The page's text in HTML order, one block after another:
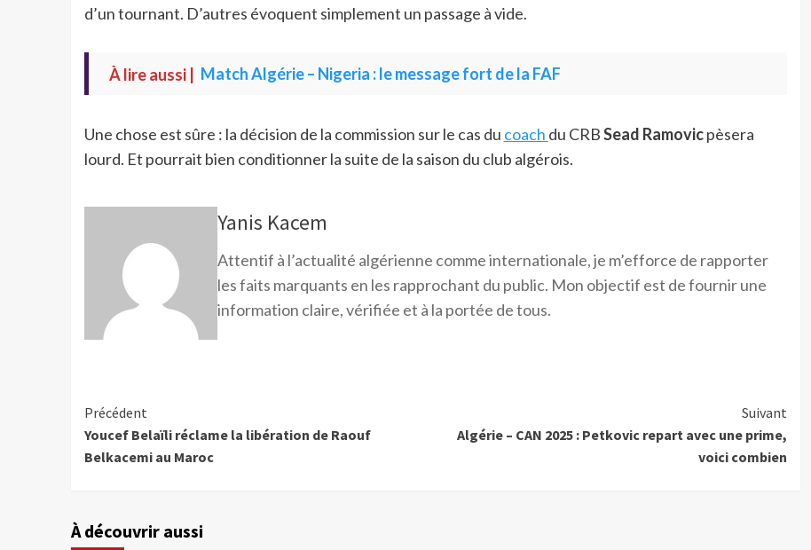
d’un tournant. D’autres évoquent simplement un passage à vide.
À lire aussi | Match Algérie – Nigeria : le message fort de la FAF
Une chose est sûre : la décision de la commission sur le cas du coach du CRBSead Ramovicpèsera
lourd. Et pourrait bien conditionner la suite de la saison du club algérois.
Yanis Kacem
Attentif à l’actualité algérienne comme internationale, je m’efforce de rapporter
les faits marquants en les rapprochant du public. Mon objectif est de fournir une
information claire, vérifiée et à la portée de tous.
Précédent
Youcef Belaïli réclame la libération de Raouf
Belkacemi au Maroc
Suivant
Algérie – CAN 2025 : Petkovic repart avec une prime,
voici combien
À découvrir aussi